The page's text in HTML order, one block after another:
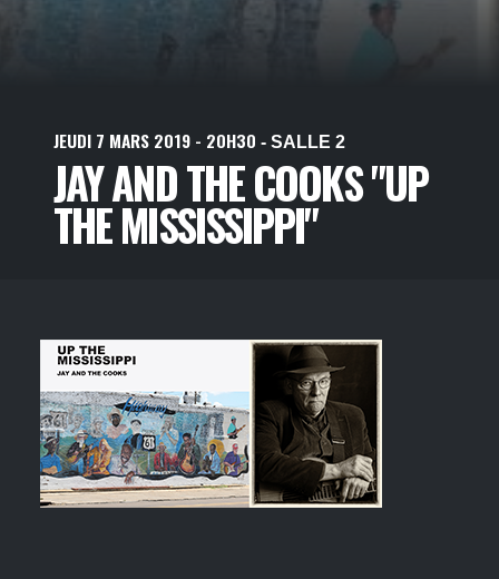
JEUDI 7 MARS 2019 - 20H30 - SALLE 2
JAY AND THE COOKS "UP
THE MISSISSIPPI"